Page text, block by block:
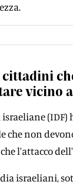
cittadini
vicino
israeliane
che non
l'attacco
israeliani,